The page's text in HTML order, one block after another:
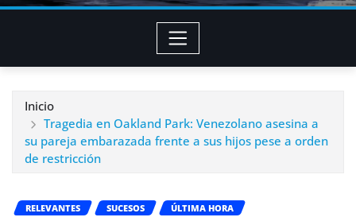
Inicio
Tragedia en Oakland Park: Venezolano asesina a
su pareja embarazada frente a sus hijos pese a orden
de restricción
RELEVANTES SUCESOS ÚLTIMA HORA